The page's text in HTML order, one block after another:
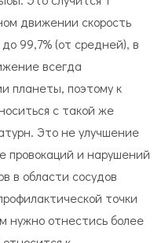
движении скорость
99,7% (от средней), в
всегда
планеты, поэтому к
с такой же
Это не улучшение
провокаций и нарушений
в области сосудов
точки
нужно отнестись более